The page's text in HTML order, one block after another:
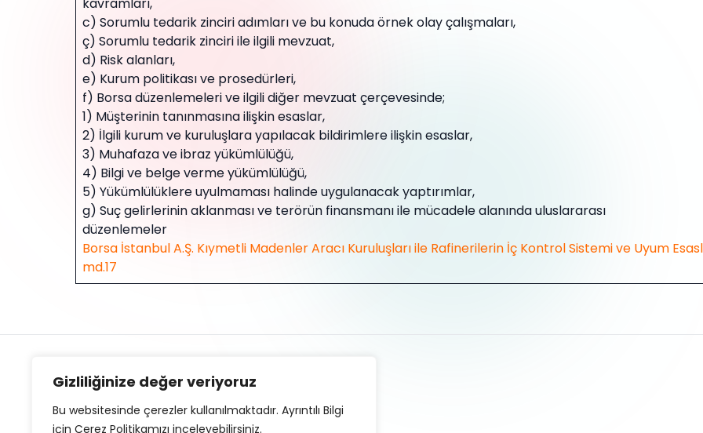
Gizliliğinize değer veriyoruz
Bu websitesinde çerezler kullanılmaktadır. Ayrıntılı Bilgi
için Çerez Politikamızı inceleyebilirsiniz.
c) Sorumlu tedarik zinciri adımları ve bu konuda örnek olay çalışmaları,
ç) Sorumlu tedarik zinciri ile ilgili mevzuat,
d) Risk alanları,
e) Kurum politikası ve prosedürleri,
f) Borsa düzenlemeleri ve ilgili diğer mevzuat çerçevesinde;
1) Müşterinin tanınmasına ilişkin esaslar,
2) İlgili kurum ve kuruluşlara yapılacak bildirimlere ilişkin esaslar,
3) Muhafaza ve ibraz yükümlülüğü,
4) Bilgi ve belge verme yükümlülüğü,
5) Yükümlülüklere uyulmaması halinde uygulanacak yaptırımlar,
g) Suç gelirlerinin aklanması ve terörün finansmanı ile mücadele alanında uluslararası
düzenlemeler
Borsa İstanbul A.Ş. Kıymetli Madenler Aracı Kuruluşları ile Rafinerilerin İç Kontrol Sistemi ve Uyum
md.17